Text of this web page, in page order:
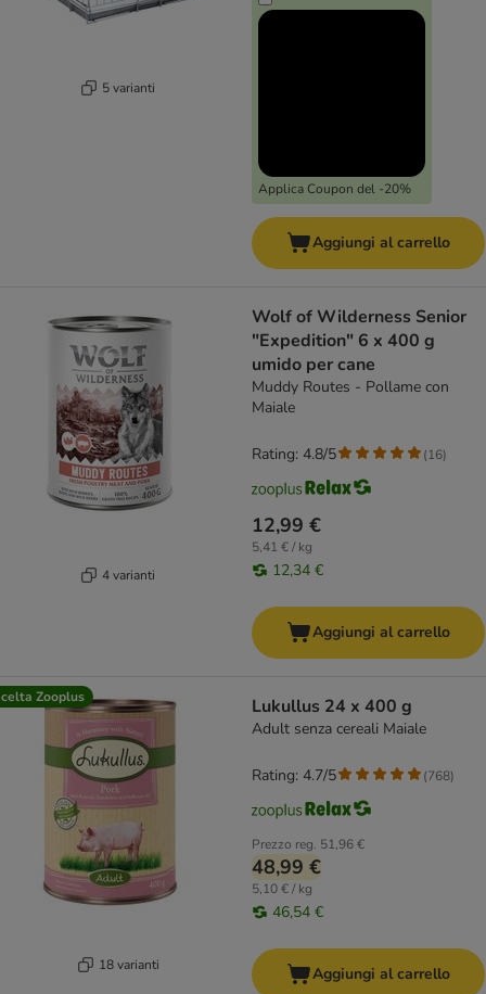
5 varianti
Applica Coupon del -20%
Aggiungi al carrello
4 varianti
Wolf of Wilderness Senior
"Expedition" 6 x 400 g
umido per cane
Muddy Routes - Pollame con
Maiale
12,99 €
5,41 € / kg
12,34 €
Rating: 4.8/5 (16)
Aggiungi al carrello
Zooplus
18 varianti
Lukullus 24 x 400 g
Adult senza cereali Maiale
Prezzo reg. 51,96 €
48,99 €
5,10 € / kg
46,54 €
Rating: 4.7/5 (768)
Aggiungi al carrello